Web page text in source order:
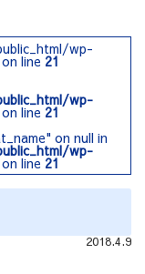
wp-
line 21
wp-
on line 21
on null in
wp-
on line 21
2018.4.9